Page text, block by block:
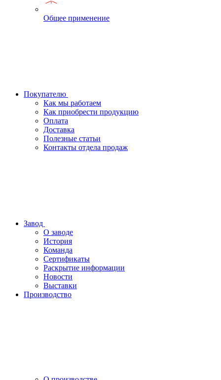
Общее применение
Покупателю
Как мы работаем
Как приобрести продукцию
Оплата
Доставка
Полезные статьи
Контакты отдела продаж
Завод
О заводе
История
Команда
Сертификаты
Раскрытие информации
Новости
Выставки
Производство